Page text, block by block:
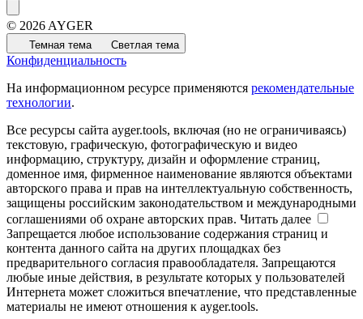
© 2026 AYGER
Темная тема Светлая тема
Конфиденциальность
На информационном ресурсе применяются рекомендательные
технологии.
Все ресурсы сайта ayger.tools, включая (но не ограничиваясь)
текстовую, графическую, фотографическую и видео
информацию, структуру, дизайн и оформление страниц,
доменное имя, фирменное наименование являются объектами
авторского права и прав на интеллектуальную собственность,
защищены российским законодательством и международными
соглашениями об охране авторских прав. Читать далее
Запрещается любое использование содержания страниц и
контента данного сайта на других площадках без
предварительного согласия правообладателя. Запрещаются
любые иные действия, в результате которых у пользователей
Интернета может сложиться впечатление, что представленные
материалы не имеют отношения к ayger.tools.